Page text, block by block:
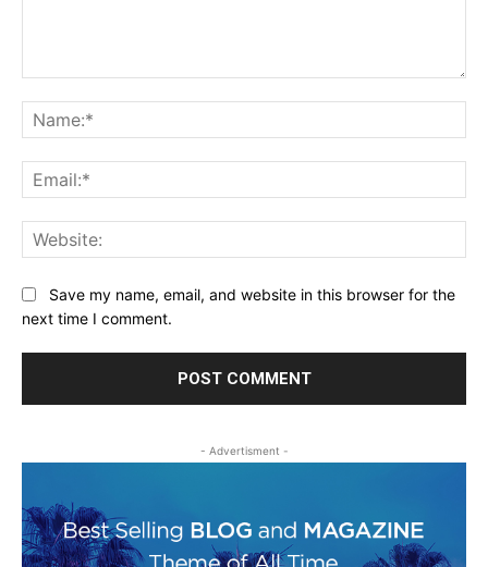
Save my name, email, and website in this browser for the
next time I comment.
- Advertisment -